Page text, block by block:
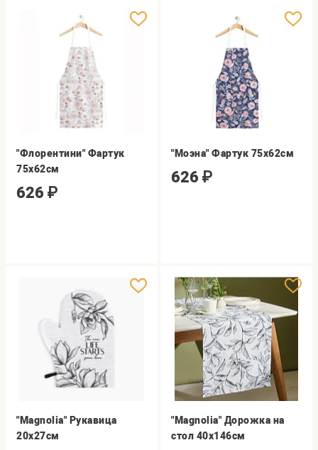
"Флорентини" Фартук
75х62см
626 ₽
"Моэна" Фартук 75х62см
626 ₽
"Magnolia" Рукавица
20х27см
"Magnolia" Дорожка на
стол 40х146см